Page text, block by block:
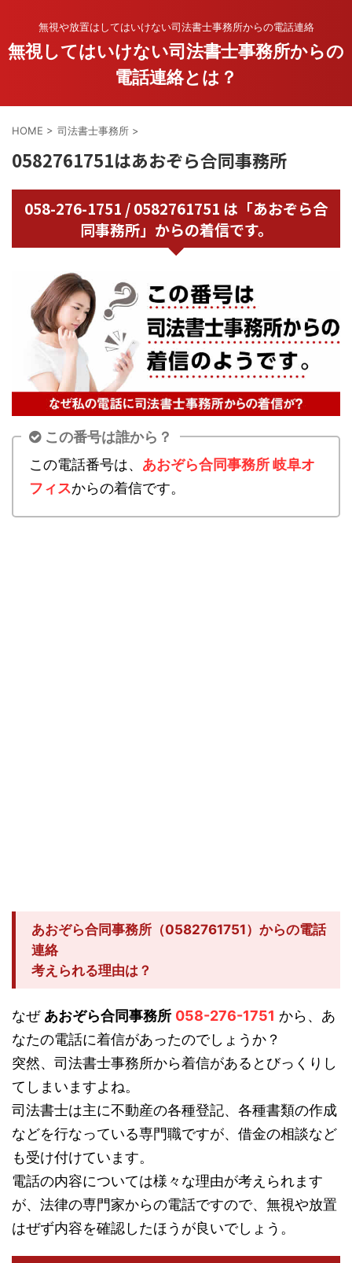
無視や放置はしてはいけない司法書士事務所からの電話連絡
無視してはいけない司法書士事務所からの
電話連絡とは？
HOME > 司法書士事務所 >
0582761751はあおぞら合同事務所
058-276-1751 / 0582761751 は「あおぞら合
同事務所」からの着信です。
この番号は誰から？
この電話番号は、 あおぞら合同事務所 岐阜オ
フィスからの着信です。
あおぞら合同事務所（0582761751）からの電話
連絡
考えられる理由は？
なぜ あおぞら合同事務所 058-276-1751 から、あ
なたの電話に着信があったのでしょうか？
突然、司法書士事務所から着信があるとびっくりし
てしまいますよね。
司法書士は主に不動産の各種登記、各種書類の作成
などを行なっている専門職ですが、借金の相談など
も受け付けています。
電話の内容については様々な理由が考えられます
が、法律の専門家からの電話ですので、無視や放置
はぜず内容を確認したほうが良いでしょう。